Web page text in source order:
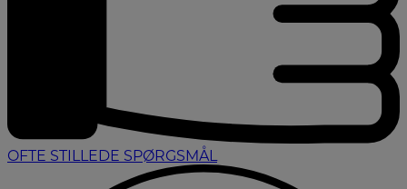
OFTE STILLEDE SPØRGSMÅL